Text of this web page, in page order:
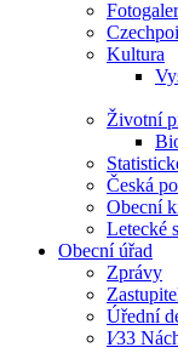
Kultura
Životní
Česká
Obecní
Letecké
Obecní úřad
Zprávy
Úřední
I⁄33